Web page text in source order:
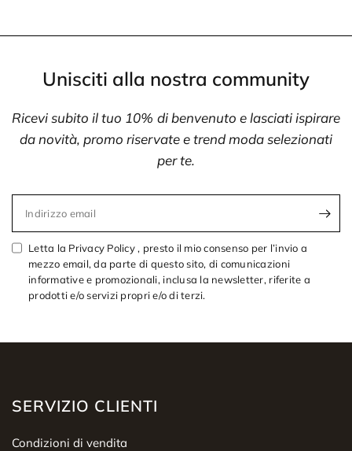
Unisciti alla nostra community
Ricevi subito il tuo 10% di benvenuto e lasciati ispirare
da novità, promo riservate e trend moda selezionati
per te.
Indirizzo email
Letta la Privacy Policy , presto il mio consenso per l’invio a
mezzo email, da parte di questo sito, di comunicazioni
informative e promozionali, inclusa la newsletter, riferite a
prodotti e/o servizi propri e/o di terzi.
SERVIZIO CLIENTI
Condizioni di vendita